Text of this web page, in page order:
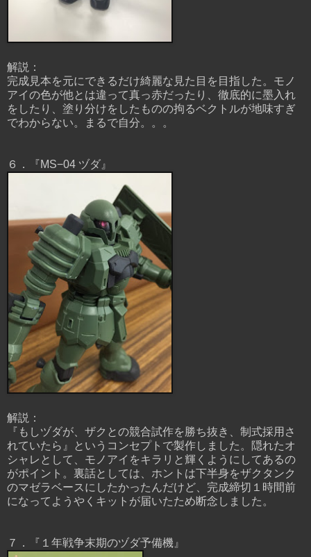
解説：
完成見本を元にできるだけ綺麗な見た目を目指した。モノ
アイの色が他とは違って真っ赤だったり、徹底的に墨入れ
をしたり、塗り分けをしたものの拘るベクトルが地味すぎ
でわからない。まるで自分。。。
６．『MS−04 ヅダ』
解説：
『もしヅダが、ザクとの競合試作を勝ち抜き、制式採用さ
れていたら』というコンセプトで製作しました。隠れたオ
シャレとして、モノアイをキラリと輝くようにしてあるの
がポイント。裏話としては、ホントは下半身をザクタンク
のマゼラベースにしたかったんだけど、完成締切１時間前
になってようやくキットが届いたため断念しました。
７．『１年戦争末期のヅダ予備機』